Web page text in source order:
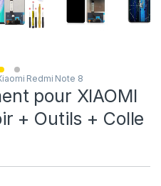
Redmi Note 8
pour XIAOMI
+ Outils + Colle